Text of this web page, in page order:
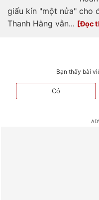
giấu kín "một nửa" cho
Thanh Hằng vẫn...
Bạn thấy bài
Có